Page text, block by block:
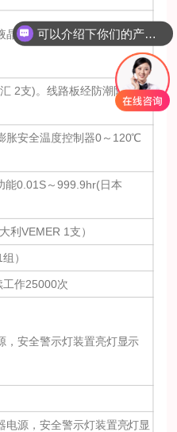
晶型双数字符温度控制器,具
2支)。线路板经防潮防腐蚀
胀安全温度控制器0～120℃
能0.01S～999.9hr(日本
利VEMER 1支）
）
作25000次
，安全警示灯装置亮灯显示
电源，安全警示灯装置亮灯显
可以介绍下你们的产品么？